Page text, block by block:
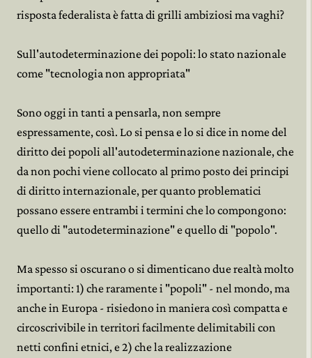
risposta federalista è fatta di grilli ambiziosi ma vaghi?
Sull'autodeterminazione dei popoli: lo stato nazionale
come "tecnologia non appropriata"
Sono oggi in tanti a pensarla, non sempre
espressamente, così. Lo si pensa e lo si dice in nome del
diritto dei popoli all'autodeterminazione nazionale, che
da non pochi viene collocato al primo posto dei principi
di diritto internazionale, per quanto problematici
possano essere entrambi i termini che lo compongono:
quello di "autodeterminazione" e quello di "popolo".
Ma spesso si oscurano o si dimenticano due realtà molto
importanti: 1) che raramente i "popoli" - nel mondo, ma
anche in Europa - risiedono in maniera così compatta e
circoscrivibile in territori facilmente delimitabili con
netti confini etnici, e 2) che la realizzazione